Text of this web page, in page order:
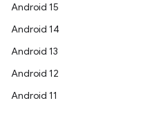
Android 15
Android 14
Android 13
Android 12
Android 11